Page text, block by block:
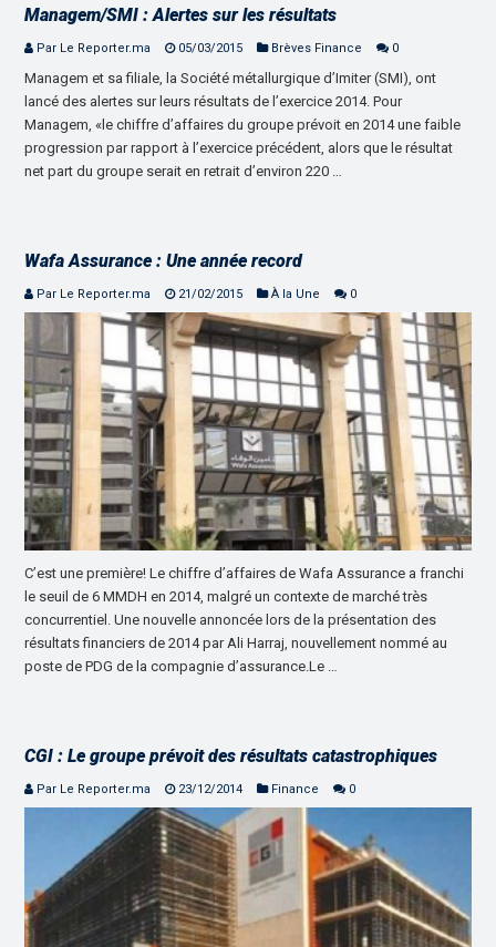
Managem/SMI : Alertes sur les résultats
Par Le Reporter.ma 05/03/2015 Brèves Finance 0
Managem et sa filiale, la Société métallurgique d’Imiter (SMI), ont
lancé des alertes sur leurs résultats de l’exercice 2014. Pour
Managem, «le chiffre d’affaires du groupe prévoit en 2014 une faible
progression par rapport à l’exercice précédent, alors que le résultat
net part du groupe serait en retrait d’environ 220 …
Wafa Assurance : Une année record
Par Le Reporter.ma 21/02/2015 À la Une 0
C’est une première! Le chiffre d’affaires de Wafa Assurance a franchi
le seuil de 6 MMDH en 2014, malgré un contexte de marché très
concurrentiel. Une nouvelle annoncée lors de la présentation des
résultats financiers de 2014 par Ali Harraj, nouvellement nommé au
poste de PDG de la compagnie d’assurance.Le …
CGI : Le groupe prévoit des résultats catastrophiques
Par Le Reporter.ma 23/12/2014 Finance 0